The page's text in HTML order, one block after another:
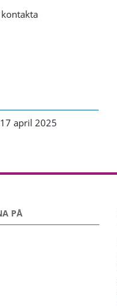
april 2025
PÅ